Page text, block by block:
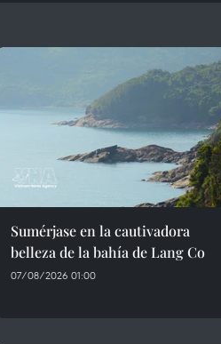
Sumérjase en la cautivadora
belleza de la bahía de Lang Co
07/08/2026 01:00